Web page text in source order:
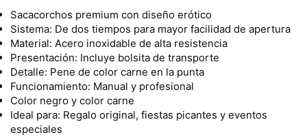
Sacacorchos premium con diseño erótico
Sistema: De dos tiempos para mayor facilidad de apertura
Material: Acero inoxidable de alta resistencia
Presentación: Incluye bolsita de transporte
Detalle: Pene de color carne en la punta
Funcionamiento: Manual y profesional
Color negro y color carne
Ideal para: Regalo original, fiestas picantes y eventos
especiales